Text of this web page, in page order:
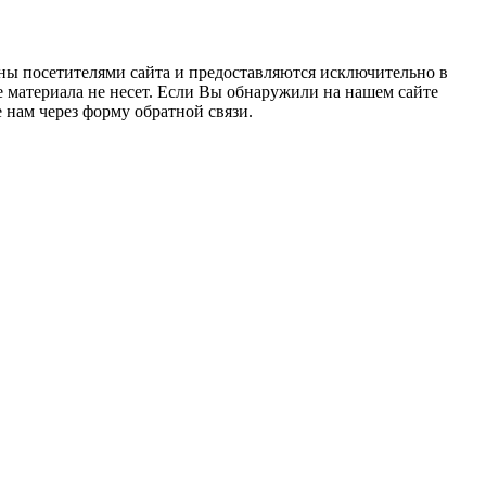
сайта и предоставляются исключительно в
материала не несет. Если Вы обнаружили на нашем сайте
через форму обратной связи.